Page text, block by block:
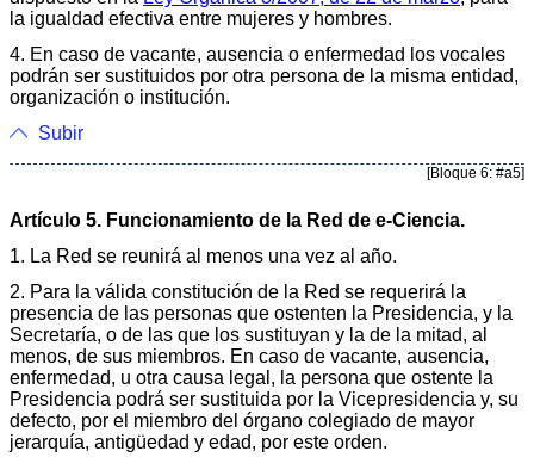
la igualdad efectiva entre mujeres y hombres.
4. En caso de vacante, ausencia o enfermedad los vocales
podrán ser sustituidos por otra persona de la misma entidad,
organización o institución.
Subir
[Bloque 6: #a5]
Artículo 5. Funcionamiento de la Red de e-Ciencia.
1. La Red se reunirá al menos una vez al año.
2. Para la válida constitución de la Red se requerirá la
presencia de las personas que ostenten la Presidencia, y la
Secretaría, o de las que los sustituyan y la de la mitad, al
menos, de sus miembros. En caso de vacante, ausencia,
enfermedad, u otra causa legal, la persona que ostente la
Presidencia podrá ser sustituida por la Vicepresidencia y, su
defecto, por el miembro del órgano colegiado de mayor
jerarquía, antigüedad y edad, por este orden.